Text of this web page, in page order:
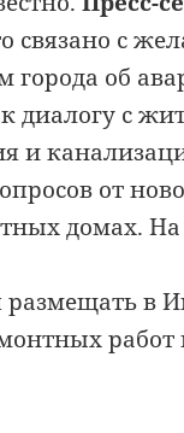
связано с
города об
диалогу с
и
от
домах.
в
работ